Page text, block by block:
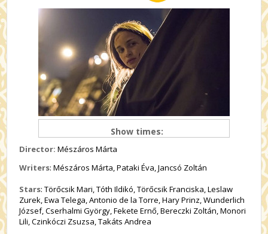
Show times:
Director: Mészáros Márta
Writers: Mészáros Márta, Pataki Éva, Jancsó Zoltán
Stars: Törőcsik Mari, Tóth Ildikó, Törőcsik Franciska, Leslaw
Zurek, Ewa Telega, Antonio de la Torre, Hary Prinz, Wunderlich
József, Cserhalmi György, Fekete Ernő, Bereczki Zoltán, Monori
Lili, Czinkóczi Zsuzsa, Takáts Andrea